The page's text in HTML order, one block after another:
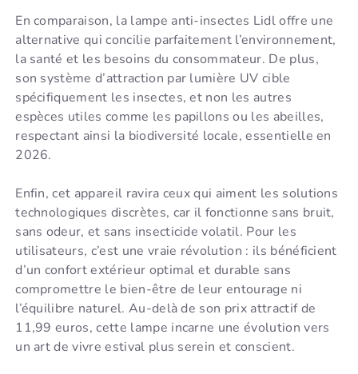
En comparaison, la lampe anti-insectes Lidl offre une
alternative qui concilie parfaitement l’environnement,
la santé et les besoins du consommateur. De plus,
son système d’attraction par lumière UV cible
spécifiquement les insectes, et non les autres
espèces utiles comme les papillons ou les abeilles,
respectant ainsi la biodiversité locale, essentielle en
2026.
Enfin, cet appareil ravira ceux qui aiment les solutions
technologiques discrètes, car il fonctionne sans bruit,
sans odeur, et sans insecticide volatil. Pour les
utilisateurs, c’est une vraie révolution : ils bénéficient
d’un confort extérieur optimal et durable sans
compromettre le bien-être de leur entourage ni
l’équilibre naturel. Au-delà de son prix attractif de
11,99 euros, cette lampe incarne une évolution vers
un art de vivre estival plus serein et conscient.